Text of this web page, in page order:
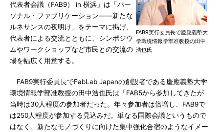
FAB9実行委員長で慶應義塾大
学環境情報学部准教授の田中
浩也氏
代表者会議（FAB9） in 横浜」は「パー
ソナル・ファブリケーション――新たな
ルネサンスの夜明け」をテーマに掲げ、
代表者による交流とともに、シンポジウ
ムやワークショップなど市民との交流の
場を幅広く用意する。
FAB9実行委員長でFabLab Japanの創設者である慶應義塾大学
環境情報学部准教授の田中浩也氏は「FAB5から参加してきたが
当時は30人程度の参加者だった。年々参加者は倍増し、FAB9で
は250人程度が参加する見込みだ。単なる国際会議というもので
はなく、新たなモノづくりに向けた集中強化合宿のようなイメー